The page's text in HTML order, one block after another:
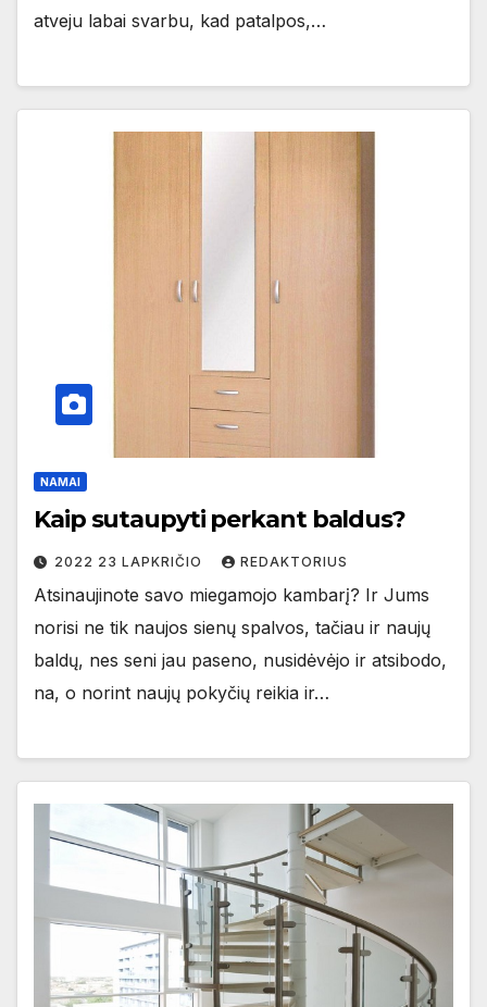
atveju labai svarbu, kad patalpos,…
NAMAI
Kaip sutaupyti perkant baldus?
2022 23 LAPKRIČIO REDAKTORIUS
Atsinaujinote savo miegamojo kambarį? Ir Jums
norisi ne tik naujos sienų spalvos, tačiau ir naujų
baldų, nes seni jau paseno, nusidėvėjo ir atsibodo,
na, o norint naujų pokyčių reikia ir…